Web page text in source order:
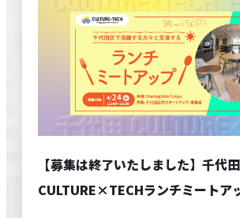
EVENTS
CONTACT
SITE POLICY
【募集は終了いたしました】千代田
CULTURE×TECHランチミートア